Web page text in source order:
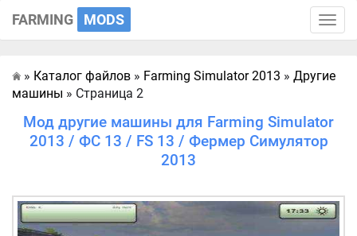
Toggle
FARMING MODS
Главная
» Каталог файлов » Farming Simulator 2013 » Другие
машины » Страница 2
Мод другие машины для Farming Simulator
2013 / ФС 13 / FS 13 / Фермер Симулятор
2013